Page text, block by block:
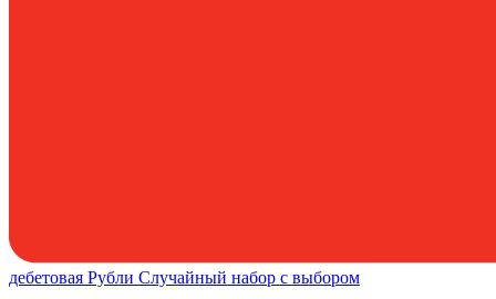
дебетовая Рубли Случайный набор с выбором